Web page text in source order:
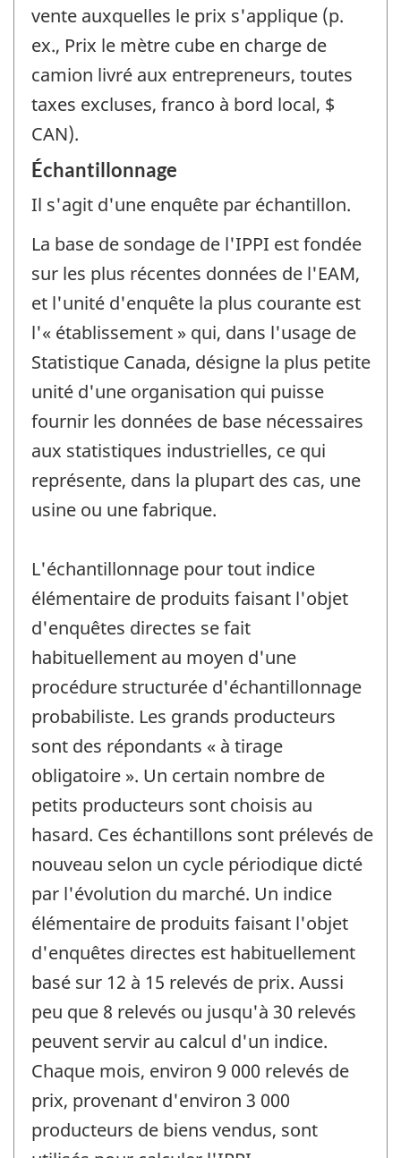
vente auxquelles le prix s'applique (p.
ex., Prix le mètre cube en charge de
camion livré aux entrepreneurs, toutes
taxes excluses, franco à bord local, $
CAN).
Échantillonnage
Il s'agit d'une enquête par échantillon.
La base de sondage de l'IPPI est fondée
sur les plus récentes données de l'EAM,
et l'unité d'enquête la plus courante est
l'« établissement » qui, dans l'usage de
Statistique Canada, désigne la plus petite
unité d'une organisation qui puisse
fournir les données de base nécessaires
aux statistiques industrielles, ce qui
représente, dans la plupart des cas, une
usine ou une fabrique.
L'échantillonnage pour tout indice
élémentaire de produits faisant l'objet
d'enquêtes directes se fait
habituellement au moyen d'une
procédure structurée d'échantillonnage
probabiliste. Les grands producteurs
sont des répondants « à tirage
obligatoire ». Un certain nombre de
petits producteurs sont choisis au
hasard. Ces échantillons sont prélevés de
nouveau selon un cycle périodique dicté
par l'évolution du marché. Un indice
élémentaire de produits faisant l'objet
d'enquêtes directes est habituellement
basé sur 12 à 15 relevés de prix. Aussi
peu que 8 relevés ou jusqu'à 30 relevés
peuvent servir au calcul d'un indice.
Chaque mois, environ 9 000 relevés de
prix, provenant d'environ 3 000
producteurs de biens vendus, sont